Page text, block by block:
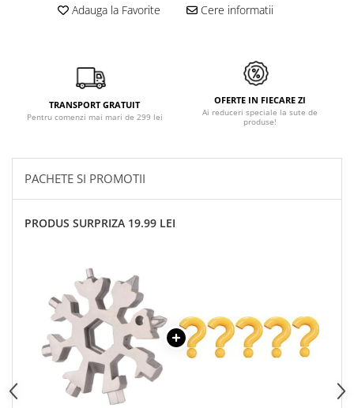
Adauga la Favorite Cere informatii
TRANSPORT GRATUIT
Pentru comenzi mai mari de 299 lei
OFERTE IN FIECARE ZI
Ai reduceri speciale la sute de
produse!
PACHETE SI PROMOTII
PRODUS SURPRIZA 19.99 LEI